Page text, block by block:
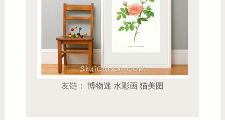
友链： 博物迷 水彩画 猫美图